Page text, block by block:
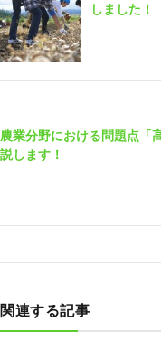
しました！
農業分野における問題点「
説します！
関連する記事